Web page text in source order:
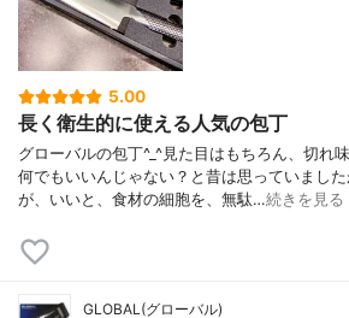
5.00
長く衛生的に使える人気の包丁
グローバルの包丁^_^見た目はもちろん、切れ
何でもいいんじゃない？と昔は思っていまし
が、いいと、食材の細胞を、無駄…続きを見る
GLOBAL(グローバル)